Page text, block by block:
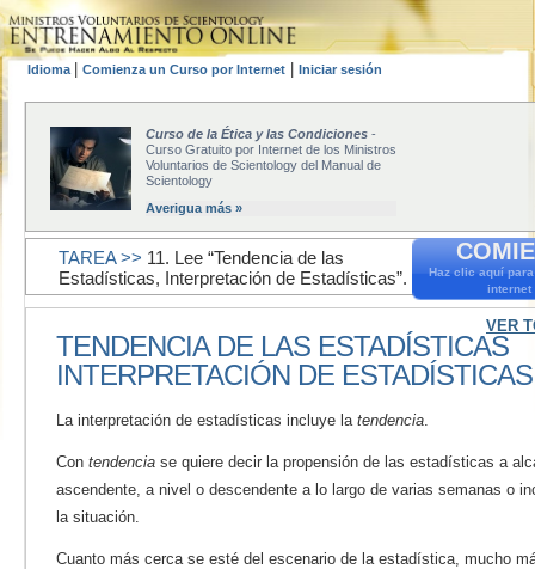
Idioma Comienza un Curso por Internet Iniciar sesión
Curso de la Ética y las Condiciones -
Curso Gratuito por Internet de los Ministros
Voluntarios de Scientology del Manual de
Scientology
Averigua más »
Haz clic aquí
internet
VER
TAREA >> 11. Lee “Tendencia de las
Estadísticas, Interpretación de Estadísticas”.
TENDENCIA DE LAS ESTADÍSTICAS
INTERPRETACIÓN DE ESTADÍSTICAS
La interpretación de estadísticas incluye la tendencia
Con tendencia se quiere decir la propensión de las estadísticas a
ascendente, a nivel o descendente a lo largo de varias semanas o
la situación.
Cuanto más cerca se esté del escenario de la estadística, mucho